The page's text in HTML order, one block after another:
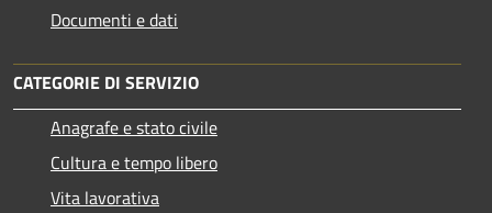
Documenti e dati
CATEGORIE DI SERVIZIO
Anagrafe e stato civile
Cultura e tempo libero
Vita lavorativa